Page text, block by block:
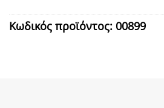
Κωδικός προϊόντος: 00899